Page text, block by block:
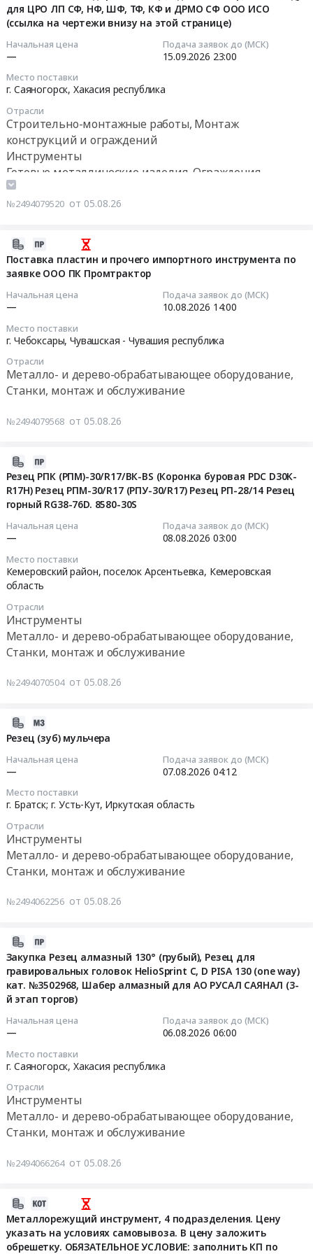
для ЦРО ЛП СФ, НФ, ШФ, ТФ, КФ и ДРМО СФ ООО ИСО
(ссылка на чертежи внизу на этой странице)
Начальная цена
—
Подача заявок до (МСК)
15.09.2026 23:00
Место поставки
г. Саяногорск, Хакасия республика
Отрасли
Строительно-монтажные работы, Монтаж
конструкций и ограждений
Инструменты
Готовые металлические изделия, Ограждения,
Изделия ковки
Материалы для строительства дорог, ЖД путей
Станки, монтаж и обслуживание
Контрольно-измерительные приборы и автоматика,
монтаж и обслуживание
обслуживание
микроволновые печи и пр.), ремонт и обслуживание
Хозяйственные товары, Товары широкого
потребления, Бытовая химия и парфюмерия
Оборудование, инвентарь, товары для сельского
хозяйства
промышленности. Термическое оборудование,
№2494079520 от 05.08.26
Поставка пластин и прочего импортного инструмента по
заявке ООО ПК Промтрактор
Начальная цена
—
Подача заявок до (МСК)
10.08.2026 14:00
Место поставки
г. Чебоксары,Чувашская - Чувашия республика
Отрасли
Металло- и дерево-обрабатывающее оборудование,
Станки, монтаж и обслуживание
№2494079568 от 05.08.26
Резец РПК (РПМ)-30/R17/ВК-ВS (Коронка буровая PDC D30К-
R17H) Резец РПМ-30/R17 (РПУ-30/R17) Резец РП-28/14 Резец
горный RG38-76D. 8580-30S
Начальная цена
—
Подача заявок до (МСК)
08.08.2026 03:00
Место поставки
Кемеровский район, поселок Арсентьевка, Кемеровская
область
Отрасли
Инструменты
Металло- и дерево-обрабатывающее оборудование,
Станки, монтаж и обслуживание
№2494070504 от 05.08.26
30/R17/
30/R17
30/R17)
28/14
30/R17/
30/R17
30/R17)
28/14
Резец (зуб) мульчера
Начальная цена
—
Подача заявок до (МСК)
07.08.2026 04:12
Место поставки
г. Братск; г. Усть-Кут, Иркутская область
Отрасли
Инструменты
Металло- и дерево-обрабатывающее оборудование,
Станки, монтаж и обслуживание
№2494062256 от 05.08.26
Закупка Резец алмазный 130° (грубый), Резец для
гравировальных головок HelioSprint C, D PISA 130 (one way)
кат. №3502968, Шабер алмазный для АО РУСАЛ САЯНАЛ (3-
й этап торгов)
Начальная цена
—
Подача заявок до (МСК)
06.08.2026 06:00
Место поставки
г. Саяногорск, Хакасия республика
Отрасли
Инструменты
Металло- и дерево-обрабатывающее оборудование,
Станки, монтаж и обслуживание
№2494066264 от 05.08.26
Металлорежущий инструмент, 4 подразделения. Цену
указать на условиях самовывоза. В цену заложить
обрешетку. ОБЯЗАТЕЛЬНОЕ УСЛОВИЕ: заполнить КП по